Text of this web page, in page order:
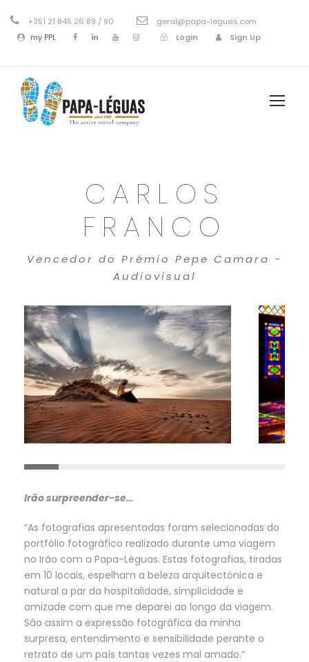
+351 21 845 26 89 / 90
geral@papa-leguas.com
my PPL
Login Sign Up
CARLOS
FRANCO
Vencedor do Prémio Pepe Camara -
Audiovisual
Irão surpreender-se…
“As fotografias apresentadas foram selecionadas do
portfólio fotográfico realizado durante uma viagem
no Irão com a Papa-Léguas. Estas fotografias, tiradas
em 10 locais, espelham a beleza arquitectónica e
natural a par da hospitalidade, simplicidade e
amizade com que me deparei ao longo da viagem.
São assim a expressão fotográfica da minha
surpresa, entendimento e sensibilidade perante o
retrato de um país tantas vezes mal amado.”